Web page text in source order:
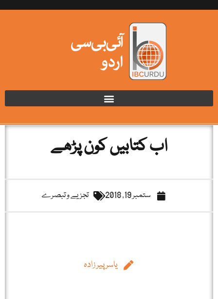
اب کتابیں کون پڑھے
ستمبر 19, 2018 تجزیے و تبصرے
یاسر پیر زادہ